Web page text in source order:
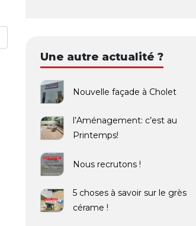
Une autre actualité ?
Nouvelle façade à Cholet
l’Aménagement: c’est au
Printemps!
Nous recrutons !
5 choses à savoir sur le grès
cérame !